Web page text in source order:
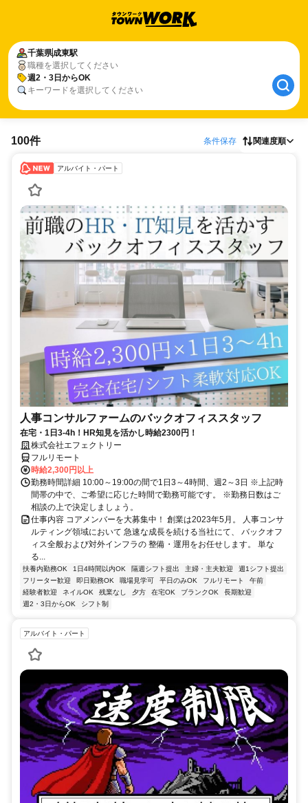
千葉県成東駅
職種を選択してください
週2・3日からOK
キーワードを選択してください
100件 条件保存 関連度順
アルバイト・パート
人事コンサルファームのバックオフィススタッフ
在宅・1日3-4h！HR知見を活かし時給2300円！
株式会社エフェクトリー
フルリモート
時給2,300円以上
勤務時間詳細 10:00～19:00の間で1日3～4時間、週2～3日 ※上記時
間帯の中で、ご希望に応じた時間で勤務可能です。 ※勤務日数はご
相談の上で決定しましょう。
仕事内容 コアメンバーを大募集中！ 創業は2023年5月。 人事コンサ
ルティング領域において 急速な成長を続ける当社にて、 バックオフ
ィス全般および対外インフラの 整備・運用をお任せします。 単な
る...
扶養内勤務OK 1日4時間以内OK 隔週シフト提出 主婦・主夫歓迎
週1シフト提出
フリーター歓迎
即日勤務OK 職場見学可 平日のみOK フルリモート
午前
経験者歓迎
ネイルOK 残業なし 夕方 在宅OK ブランクOK
長期歓迎
週2・3日からOK
シフト制
アルバイト・パート